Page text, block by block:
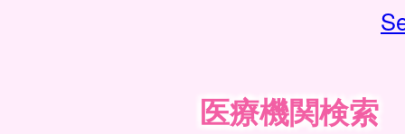
医療機関検索